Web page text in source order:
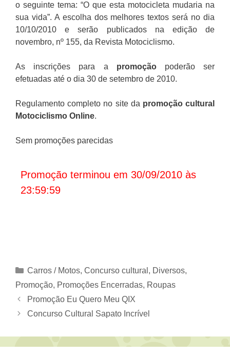
o seguinte tema: “O que esta motocicleta mudaria na
sua vida”. A escolha dos melhores textos será no dia
10/10/2010 e serão publicados na edição de
novembro, nº 155, da Revista Motociclismo.
As inscrições para a promoçãopoderão ser
efetuadas até o dia 30 de setembro de 2010.
Regulamento completo no site da promoção cultural
Motociclismo Online.
Sem promoções parecidas
Promoção terminou em 30/09/2010 às
23:59:59
Categorias
Carros / Motos, Concurso cultural , Diversos,
Promoção, Promoções Encerradas, Roupas
Promoção Eu Quero Meu QIX
Concurso Cultural Sapato Incrível